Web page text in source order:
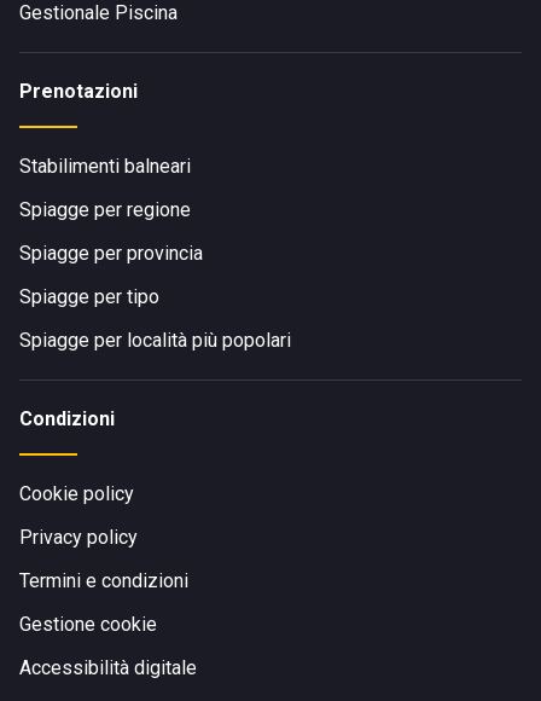
Gestionale Piscina
Prenotazioni
Stabilimenti balneari
Spiagge per regione
Spiagge per provincia
Spiagge per tipo
Spiagge per località più popolari
Condizioni
Cookie policy
Privacy policy
Termini e condizioni
Gestione cookie
Accessibilità digitale